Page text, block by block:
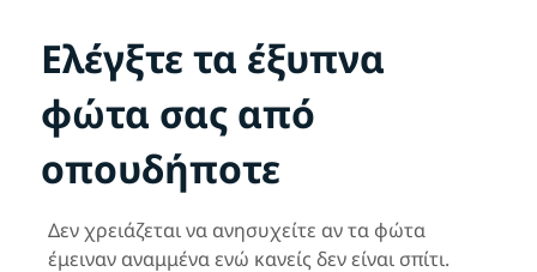
Ελέγξτε τα έξυπνα
φώτα σας από
οπουδήποτε
Δεν χρειάζεται να ανησυχείτε αν τα φώτα
έμειναν αναμμένα ενώ κανείς δεν είναι σπίτι.